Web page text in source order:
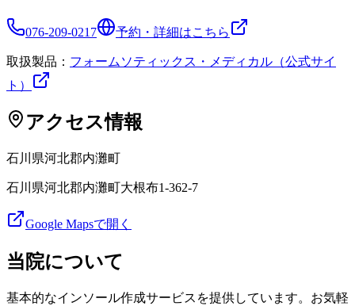
076-209-0217 予約・詳細はこちら
取扱製品： フォームソティックス・メディカル（公式サイ
ト）
アクセス情報
石川県河北郡内灘町
石川県河北郡内灘町大根布1-362-7
Google Mapsで開く
当院について
基本的なインソール作成サービスを提供しています。お気軽